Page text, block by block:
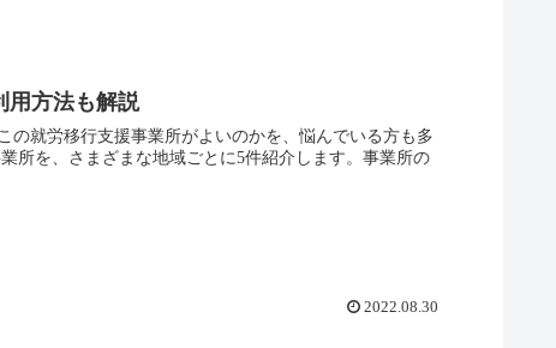
用方法も解説
就労移行支援事業所がよいのかを、悩んでいる方も多
所を、さまざまな地域ごとに5件紹介します。事業所の
2022.08.30